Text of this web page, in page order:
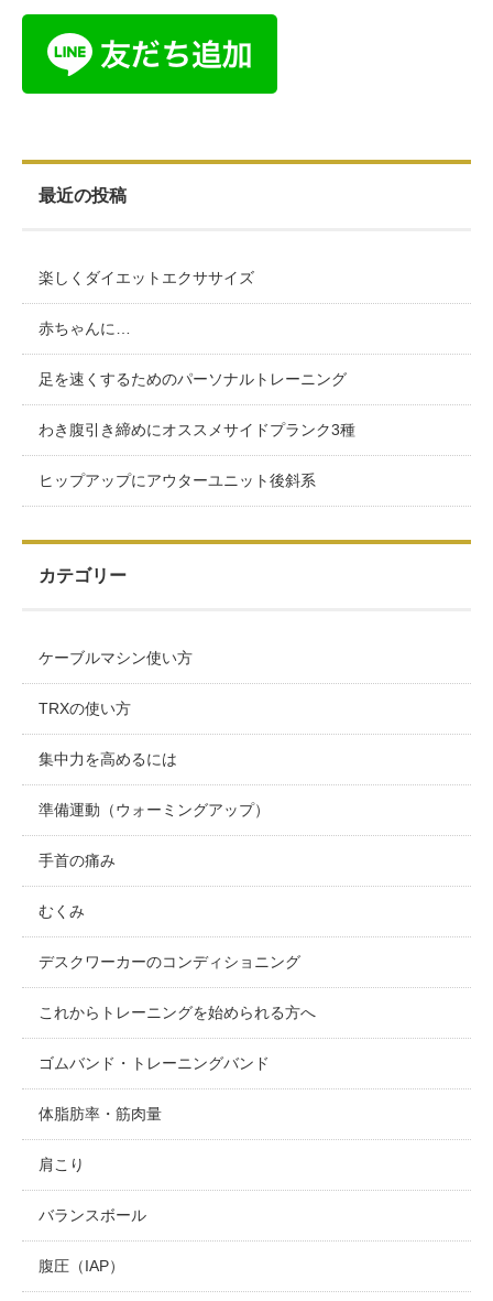
最近の投稿
楽しくダイエットエクササイズ
赤ちゃんに…
足を速くするためのパーソナルトレーニング
わき腹引き締めにオススメサイドプランク3種
ヒップアップにアウターユニット後斜系
カテゴリー
ケーブルマシン使い方
TRXの使い方
集中力を高めるには
準備運動（ウォーミングアップ）
手首の痛み
むくみ
デスクワーカーのコンディショニング
これからトレーニングを始められる方へ
ゴムバンド・トレーニングバンド
体脂肪率・筋肉量
肩こり
バランスボール
腹圧（IAP）